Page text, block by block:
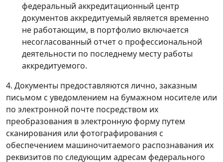
федеральный аккредитационный центр
документов аккредитуемый является временно
не работающим, в портфолио включается
несогласованный отчет о профессиональной
деятельности по последнему месту работы
аккредитуемого.
4. Документы предоставляются лично, заказным
письмом с уведомлением на бумажном носителе или
по электронной почте посредством их
преобразования в электронную форму путем
сканирования или фотографирования с
обеспечением машиночитаемого распознавания их
реквизитов по следующим адресам федерального